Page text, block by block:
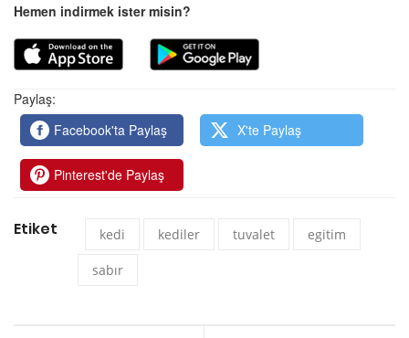
Hemen indirmek ister misin?
Paylaş:
Facebook'ta Paylaş
X'te Paylaş
Pinterest'de Paylaş
Etiket kedi kediler tuvalet egitim
sabır